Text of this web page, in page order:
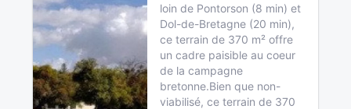
loin de Pontorson (8 min) et
Dol-de-Bretagne (20 min),
ce terrain de 370 m² offre
un cadre paisible au coeur
de la campagne
bretonne.Bien que non-
viabilisé, ce terrain de 370